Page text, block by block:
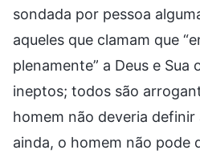
sondada por pessoa
aqueles que clamam que
plenamente” a Deus e Sua
ineptos; todos são
homem não deveria definir
ainda, o homem não pode